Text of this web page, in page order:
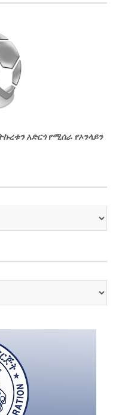
አድርጎ የሚሰራ የኦንላይን